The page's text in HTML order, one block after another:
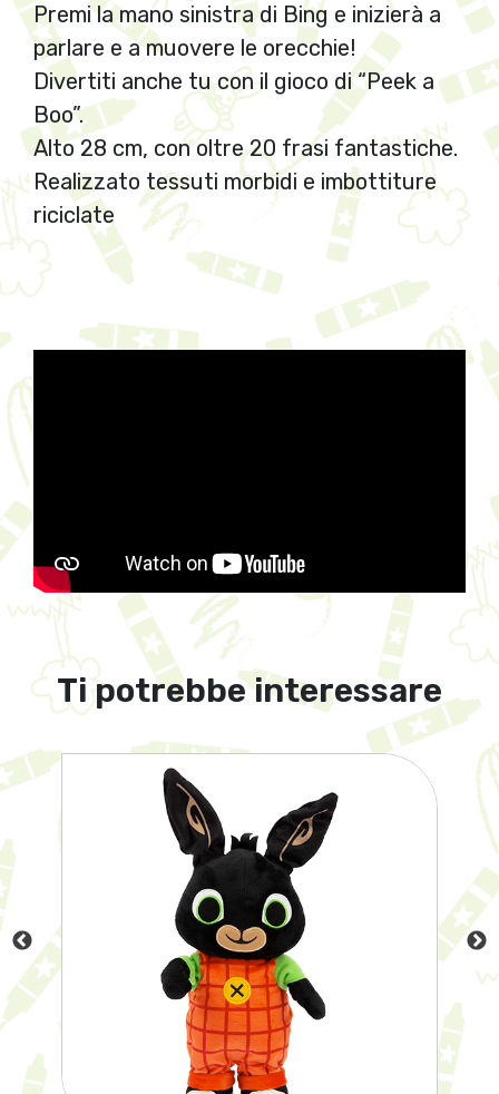
Premi la mano sinistra di Bing e inizierà a
parlare e a muovere le orecchie!
Divertiti anche tu con il gioco di “Peek a
Boo”.
Alto 28 cm, con oltre 20 frasi fantastiche.
Realizzato tessuti morbidi e imbottiture
riciclate
Ti potrebbe interessare